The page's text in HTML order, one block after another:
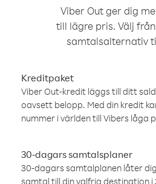
Viber Out ger dig
till lägre pris. Välj
samtalsalternativ
Kreditpaket
Viber Out-kredit läggs till ditt
oavsett belopp. Med din kredit
nummer i världen till Vibers låga
30-dagars samtalsplaner
30-dagars samtalplanen låter
samtal till din valfria destination i